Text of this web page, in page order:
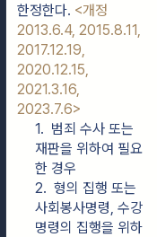
한정한다. <개정
2013.6.4, 2015.8.11,
2017.12.19,
2020.12.15,
2021.3.16,
2023.7.6>
1.  범죄 수사 또는
재판을 위하여 필요
한 경우
2.  형의 집행 또는
사회봉사명령, 수강
명령의 집행을 위하